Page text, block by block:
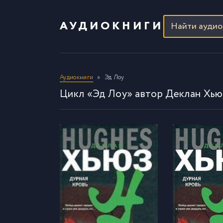
АУДИОКНИГИ
Аудиокниги Эд Лоу
Цикл «Эд Лоу» автор Деклан